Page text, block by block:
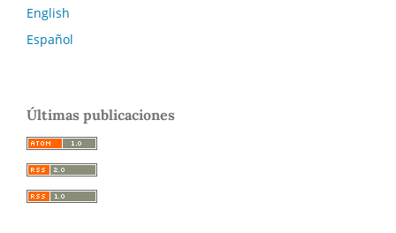
English
Español
Últimas publicaciones